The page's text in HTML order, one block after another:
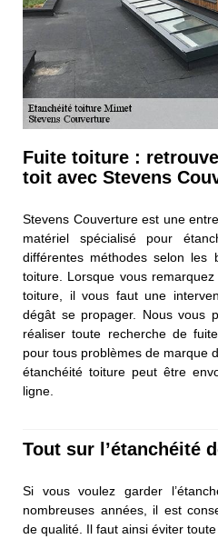
Fuite toiture :
toit avec Stevens
Stevens Couverture est une
matériel spécialisé pour
différentes méthodes selon les
toiture. Lorsque vous
toiture, il vous faut une
dégât se propager. Nous vous
réaliser toute recherche de
pour tous problèmes de marque
étanchéité toiture peut être
ligne.
Tout sur l’étanchéité
Si vous voulez garder
nombreuses années, il est
de qualité. Il faut ainsi éviter